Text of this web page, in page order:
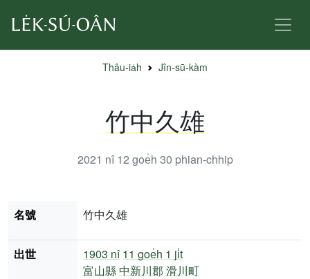
Thâu-ia̍h Jîn-sū-kàm
竹中久雄
2021 nî 12 goe̍h 30 phian-chhip
名號 竹中久雄
出世 1903 nî 11 goe̍h 1 ji̍t
富山縣中新川郡 滑川町